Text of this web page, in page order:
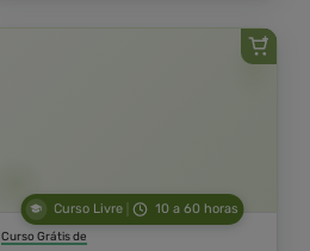
Curso Livre 10 a 60 horas
Curso Grátis de